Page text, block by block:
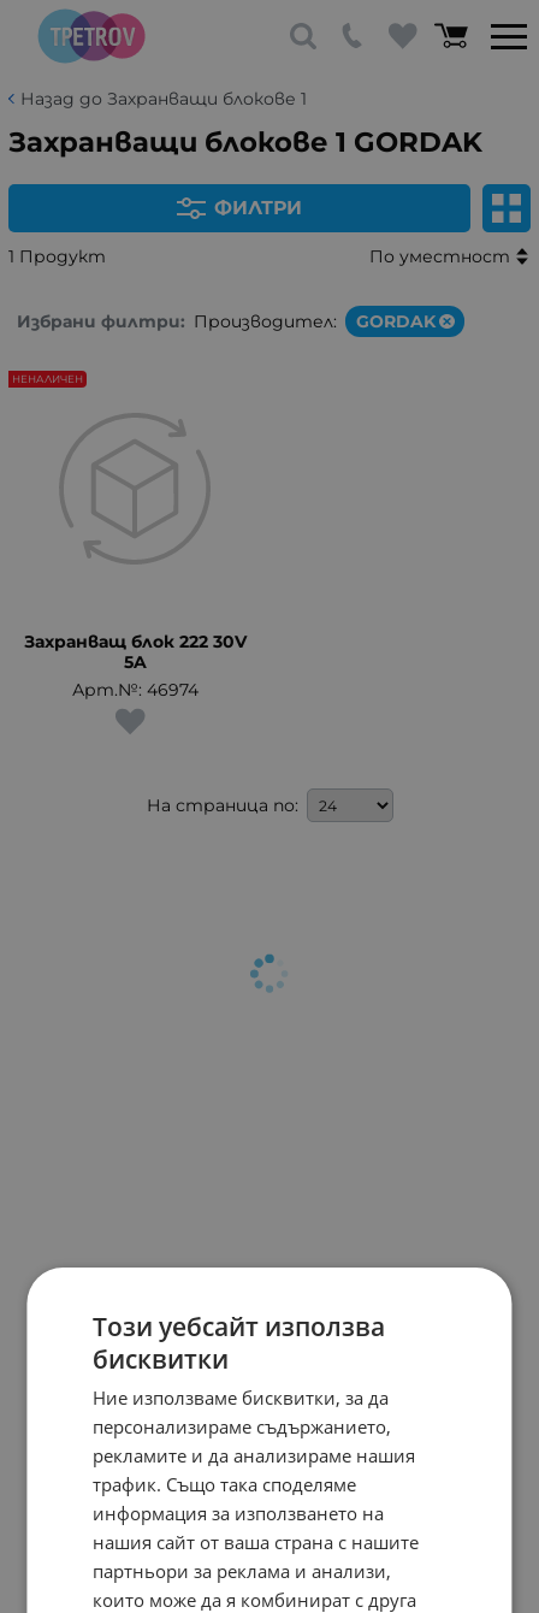
Назад до Захранващи блокове 1
Захранващи блокове 1 GORDAK
ФИЛТРИ
1 Продукт По уместност
Избрани филтри: Производител: GORDAK
Захранващ блок 222 30V
5A
Арт.№: 46974
НЕНАЛИЧЕН
На страница по:
Този уебсайт използва
бисквитки
Ние използваме бисквитки, за да
персонализираме съдържанието,
рекламите и да анализираме нашия
трафик. Също така споделяме
информация за използването на
нашия сайт от ваша страна с нашите
партньори за реклама и анализи,
които може да я комбинират с друга